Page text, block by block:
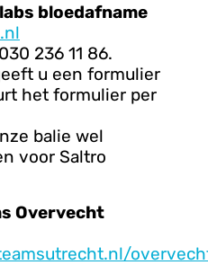
bloedafname
236 11 86.
u een formulier
het formulier per
balie wel
voor Saltro
Overvecht